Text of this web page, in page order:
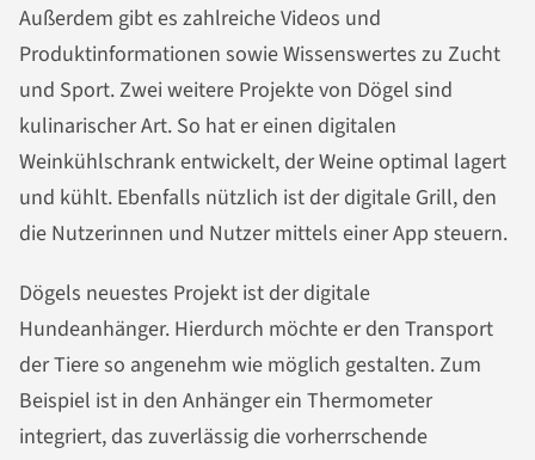
Außerdem gibt es zahlreiche Videos und
Produktinformationen sowie Wissenswertes zu Zucht
und Sport. Zwei weitere Projekte von Dögel sind
kulinarischer Art. So hat er einen digitalen
Weinkühlschrank entwickelt, der Weine optimal lagert
und kühlt. Ebenfalls nützlich ist der digitale Grill, den
die Nutzerinnen und Nutzer mittels einer App steuern.
Dögels neuestes Projekt ist der digitale
Hundeanhänger. Hierdurch möchte er den Transport
der Tiere so angenehm wie möglich gestalten. Zum
Beispiel ist in den Anhänger ein Thermometer
integriert, das zuverlässig die vorherrschende